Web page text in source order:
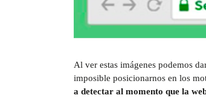
Al ver estas imágenes podemos
imposible posicionarnos en los
a detectar al momento que la